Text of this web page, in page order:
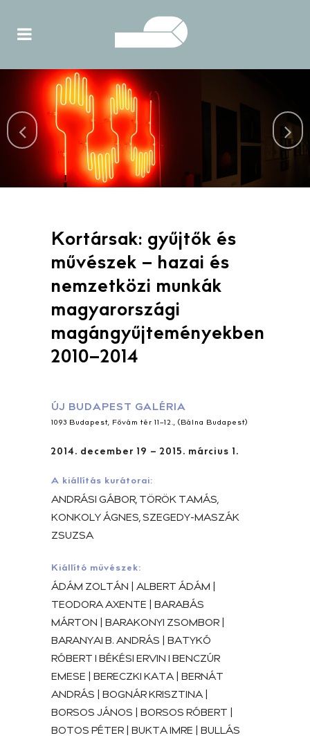
Kortársak: gyűjtők és
művészek – hazai és
nemzetközi munkák
magyarországi
magángyűjteményekben
2010–2014
ÚJ BUDAPEST GALÉRIA
1093 Budapest, Fővám tér 11–12., (Bálna Budapest)
2014. december 19 – 2015. március 1.
A kiállítás kurátorai:
ANDRÁSI GÁBOR, TÖRÖK TAMÁS,
KONKOLY ÁGNES, SZEGEDY-MASZÁK
ZSUZSA
Kiállító művészek:
ÁDÁM ZOLTÁN | ALBERT ÁDÁM |
TEODORA AXENTE | BARABÁS
MÁRTON | BARAKONYI ZSOMBOR |
BARANYAI B. ANDRÁS | BATYKÓ
RÓBERT I BÉKÉSI ERVIN I BENCZÚR
EMESE | BERECZKI KATA | BERNÁT
ANDRÁS | BOGNÁR KRISZTINA |
BORSOS JÁNOS | BORSOS RÓBERT |
BOTOS PÉTER | BUKTA IMRE | BULLÁS